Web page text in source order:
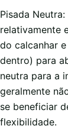
Pisada
relativamente
do calcanhar
dentro) para
neutra para a
geralmente
se beneficiar
flexibilidade.